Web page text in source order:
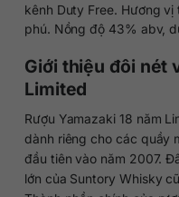
kênh Duty Free. Hương
phú. Nồng độ 43% abv,
Giới thiệu đôi nét
Limited
Rượu Yamazaki 18 năm
dành riêng cho các quầy
đầu tiên vào năm 2007.
lớn của Suntory Whisky